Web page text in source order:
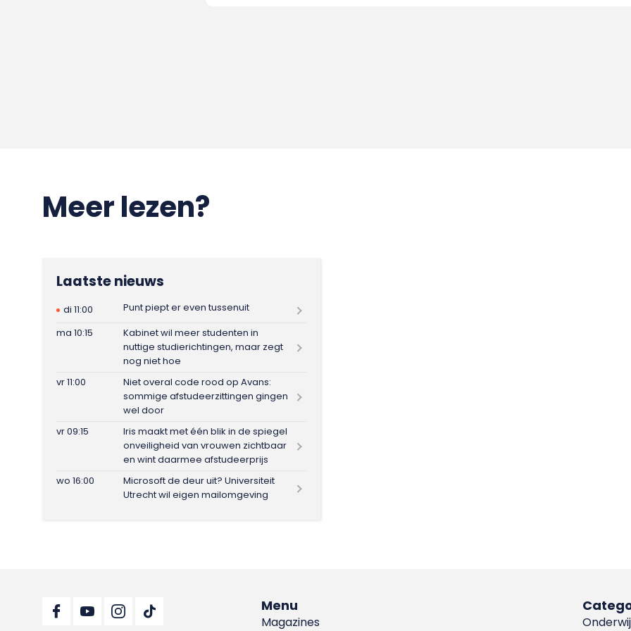
Meer lezen?
Laatste nieuws
di 11:00
Punt piept er even tussenuit
ma 10:15
Kabinet wil meer studenten in
nuttige studierichtingen, maar zegt
nog niet hoe
vr 11:00
Niet overal code rood op Avans:
sommige afstudeerzittingen gingen
wel door
vr 09:15
Iris maakt met één blik in de spiegel
onveiligheid van vrouwen zichtbaar
en wint daarmee afstudeerprijs
wo 16:00
Microsoft de deur uit? Universiteit
Utrecht wil eigen mailomgeving
Menu
Magazines